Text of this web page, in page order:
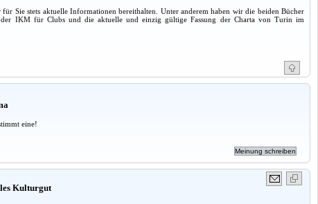
Sie stets aktuelle Informationen bereithalten. Unter anderem haben wir die beiden Bücher
der IKM für Clubs und die aktuelle und einzig gültige Fassung der Charta von Turin im
eine!
Kulturgut